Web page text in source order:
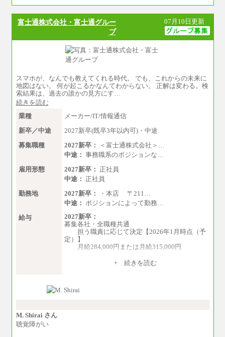
月給（本社）：213,030円＋諸手当
月給（支店）：164,920円～189,700円＋諸手当
※試用期間中も給与に変更はございません。
※上記はフルタイム勤務で残業ゼロの場合の標
準的な月額モデルとして掲載。
※上記のほか、ボーナス支給あり
年収（本社）：330万～380万（フルタイムで標
社平均20時間の残業込み）
年収（支店）：260万～340万（フルタイムで標
準的なボーナス込みの金額です。上限金額は全
※雇用形態についての補足：事務系職務限定の
富士通株式会社・富士通グルー
プ
07月10日更新
スマホが、なんでも教えてくれる時代。 でも、これからの未来に
地図はない。 何が起こるかなんてわからない。 正解は変わる。検
索結果は、過去の誰かの見方にす…
続きを読む
業種
メーカー/IT/情報通信
新卒／中途
2027新卒(既卒3年以内可)・中途
募集職種
2027新卒：
＜富士通株式会社＞…
中途： 事務職系のポジションな…
雇用形態
2027新卒： 正社員
中途： 正社員
勤務地
2027新卒：
・本店 〒211…
中途： ポジションによって勤務…
給与
2027新卒：
募集各社・全職種共通
担う職責に応じて決定【2026年1月時点（予
定）】
月給284,000円または月給315,000円
※入社後早期から、自律的な業務遂行が求
り高い職責を担う方については、さらに高い金
+ 続きを読む
M. Shirai さん
聴覚障がい